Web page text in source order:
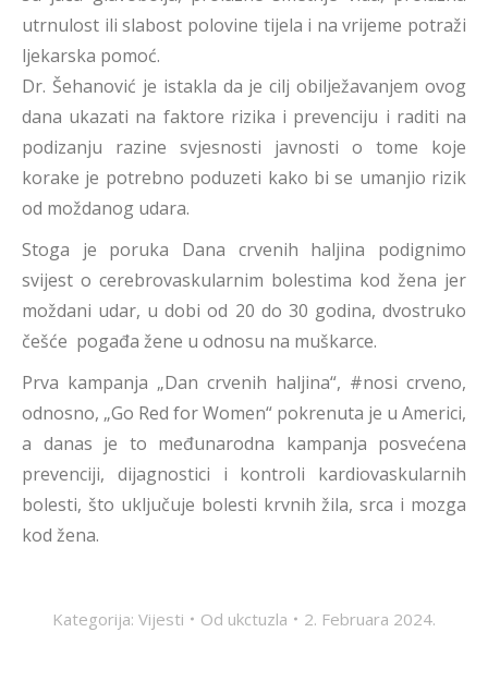
utrnulost ili slabost polovine tijela i na vrijeme potraži
ljekarska pomoć.
Dr. Šehanović je istakla da je cilj obilježavanjem ovog
dana ukazati na faktore rizika i prevenciju i raditi na
podizanju razine svjesnosti javnosti o tome koje
korake je potrebno poduzeti kako bi se umanjio rizik
od moždanog udara.
Stoga je poruka Dana crvenih haljina podignimo
svijest o cerebrovaskularnim bolestima kod žena jer
moždani udar, u dobi od 20 do 30 godina, dvostruko
češće pogađa žene u odnosu na muškarce.
Prva kampanja „Dan crvenih haljina“, #nosi crveno,
odnosno, „Go Red for Women“ pokrenuta je u Americi,
a danas je to međunarodna kampanja posvećena
prevenciji, dijagnostici i kontroli kardiovaskularnih
bolesti, što uključuje bolesti krvnih žila, srca i mozga
kod žena.
Kategorija: Vijesti Od ukctuzla 2. Februara 2024.